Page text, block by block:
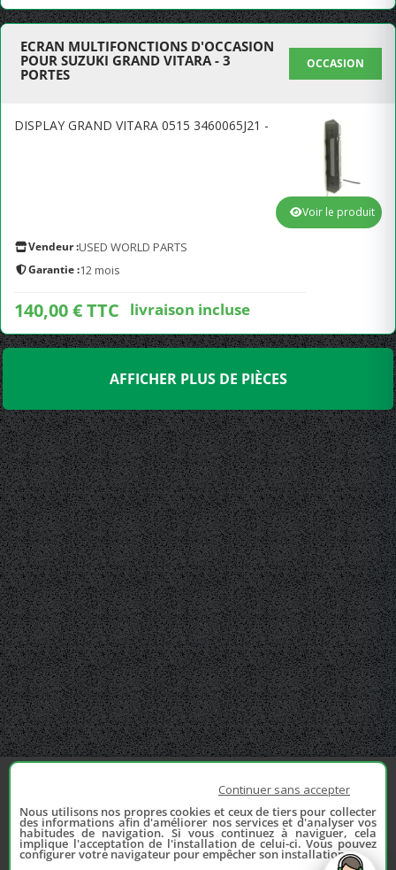
ECRAN MULTIFONCTIONS D'OCCASION
POUR SUZUKI GRAND VITARA - 3
PORTES
OCCASION
DISPLAY GRAND VITARA 0515 3460065J21 -
Vendeur :USED WORLD PARTS
Garantie :12 mois
140,00 € TTC livraison incluse
Voir le produit
AFFICHER PLUS DE PIÈCES
Continuer sans accepter
Nous utilisons nos propres cookies et ceux de tiers pour collecter
des informations afin d'améliorer nos services et d'analyser vos
habitudes de navigation. Si vous continuez à naviguer, cela
implique l'acceptation de l'installation de celui-ci. Vous pouvez
configurer votre navigateur pour empêcher son installation.